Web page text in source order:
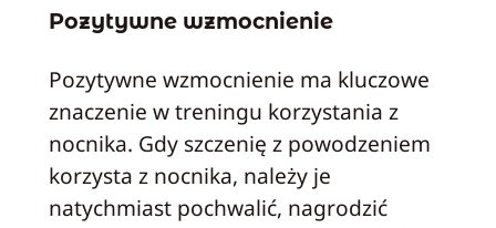
Pozytywne wzmocnienie
Pozytywne wzmocnienie ma kluczowe
znaczenie w treningu korzystania z
nocnika. Gdy szczenię z powodzeniem
korzysta z nocnika, należy je
natychmiast pochwalić, nagrodzić